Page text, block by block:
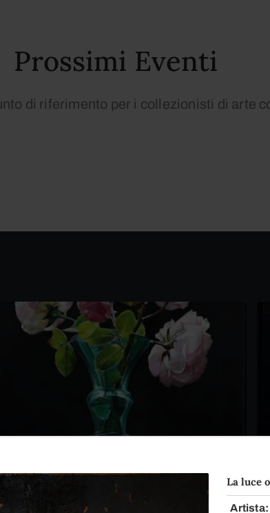
Prossimi Eventi
di riferimento per i collezionisti di arte
La luce
Artista